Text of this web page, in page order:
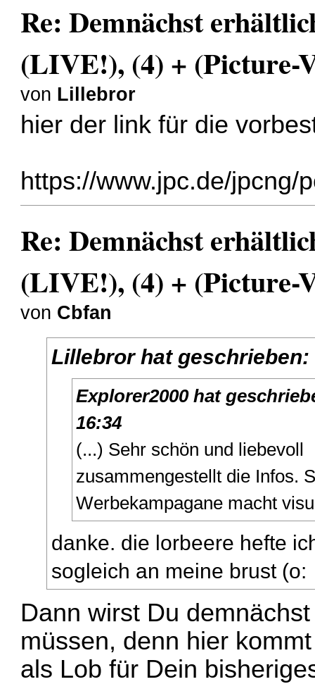
Re: Demnächst
(LIVE!), (4) + (Picture-
von Lillebror
hier der link für die
https://www.jpc.de/jpcng/
Re: Demnächst
(LIVE!), (4) + (Picture-
von Cbfan
Lillebrorhat geschrieben:
Explorer2000hat
16:34
(...) Sehr schön und liebevoll
zusammengestellt die Infos.
Werbekampagane macht
danke. die lorbeere hefte
sogleich an meine brust (o:
Dann wirst Du
müssen, denn hier
als Lob für Dein